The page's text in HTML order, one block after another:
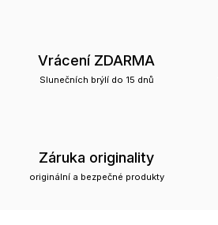
Vrácení ZDARMA
Slunečních brýlí do 15 dnů
Záruka originality
originální a bezpečné produkty